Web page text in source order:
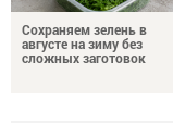
Сохраняем зелень в
августе на зиму без
сложных заготовок